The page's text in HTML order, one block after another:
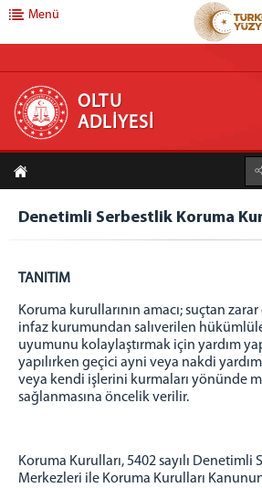
OLTU ADLİYESİ
BAŞSAVCILIK
İdari İşler Müdürlüğü
Bilgi İşlem Bürosu
Adli Sicil Bürosu
Adliye Santral
ADALET KOMİSYONU
Tarama Merkezi
Menü
OLTU
ADLİYESİ
Denetimli Serbestlik Koruma
TANITIM
Koruma kurullarının amacı; suçtan
infaz kurumundan salıverilen
uyumunu kolaylaştırmak için yardım
yapılırken geçici ayni veya nakdi
veya kendi işlerini kurmaları yönünde
sağlanmasına öncelik verilir.
Koruma Kurulları, 5402 sayılı Denetimli
Merkezleri ile Koruma Kurulları